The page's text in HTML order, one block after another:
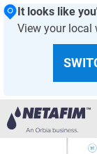
It looks like
View your local